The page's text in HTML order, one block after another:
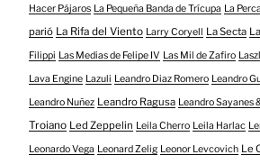
Hacer Pájaros La Pequeña Banda de Trícupa La
parió La Rifa del Viento Larry Coryell La Secta
Filippi Las Medias de Felipe IV Las Mil de Zafiro
Lava Engine Lazuli Leandro Diaz Romero Leandro
Leandro Nuñez Leandro Ragusa Leandro Sayanes
Troiano Led Zeppelin Leila Cherro Leila Harlac
Leonardo Vega Leonard Zelig Leonor Levcovich Le